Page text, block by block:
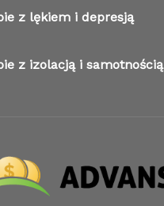
z lękiem i depresją
z izolacją i samotnością